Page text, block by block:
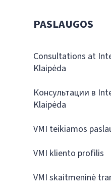
PASLAUGOS
Consultations at
Klaipėda
Консультации в
Klaipėda
VMI teikiamos
VMI kliento profilis
VMI skaitmeninė